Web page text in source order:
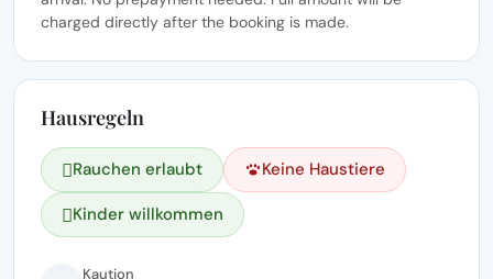
charged directly after the booking is made.
Hausregeln
Rauchen erlaubt Keine Haustiere
Kinder willkommen
Kaution